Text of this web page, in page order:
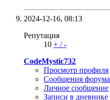
2024-12-16, 08:13
Репутация
10 + /-
CodeMystic732
Просмотр профиля
Сообщения форума
Личное сообщение
Записи в дневнике